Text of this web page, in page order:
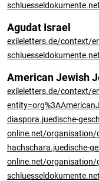
Agudat Israel
exileletters.de/context/
American Jewish
exileletters.de/context/
diaspora.juedische-
online.net/organisation/
hachschara.juedische-
online.net/organisation/